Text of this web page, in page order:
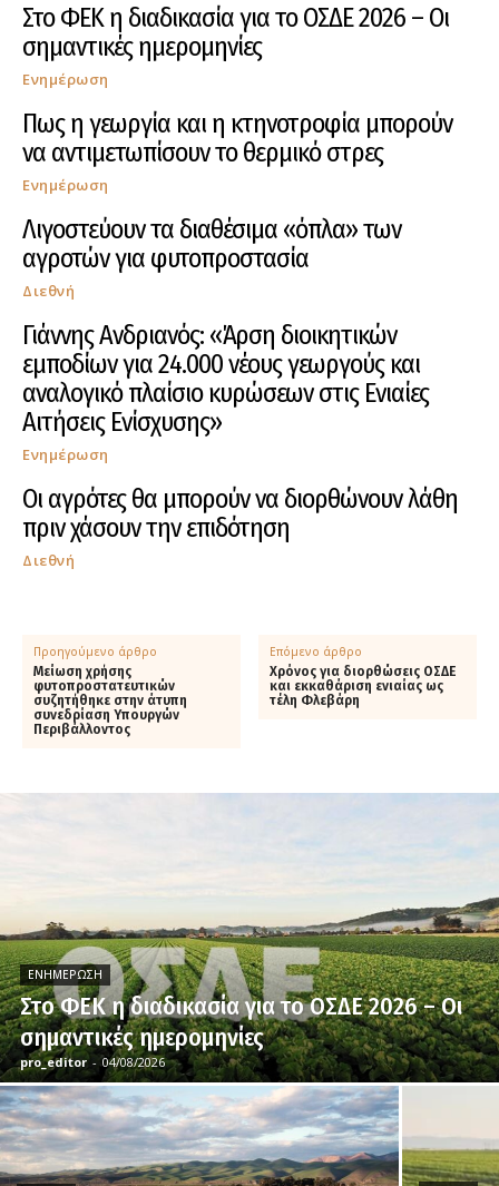
Στο ΦΕΚ η διαδικασία για το ΟΣΔΕ 2026 – Οι
σημαντικές ημερομηνίες
Ενημέρωση
Πως η γεωργία και η κτηνοτροφία μπορούν
να αντιμετωπίσουν το θερμικό στρες
Ενημέρωση
Λιγοστεύουν τα διαθέσιμα «όπλα» των
αγροτών για φυτοπροστασία
Διεθνή
Γιάννης Ανδριανός: «Άρση διοικητικών
εμποδίων για 24.000 νέους γεωργούς και
αναλογικό πλαίσιο κυρώσεων στις Ενιαίες
Αιτήσεις Ενίσχυσης»
Ενημέρωση
Οι αγρότες θα μπορούν να διορθώνουν λάθη
πριν χάσουν την επιδότηση
Διεθνή
Προηγούμενο άρθρο
Μείωση χρήσης
φυτοπροστατευτικών
συζητήθηκε στην άτυπη
συνεδρίαση Υπουργών
Περιβάλλοντος
Επόμενο άρθρο
Χρόνος για διορθώσεις ΟΣΔΕ
και εκκαθάριση ενιαίας ως
τέλη Φλεβάρη
ΕΝΗΜΈΡΩΣΗ
Στο ΦΕΚ η διαδικασία για το ΟΣΔΕ 2026 – Οι
σημαντικές ημερομηνίες
pro_editor - 04/08/2026